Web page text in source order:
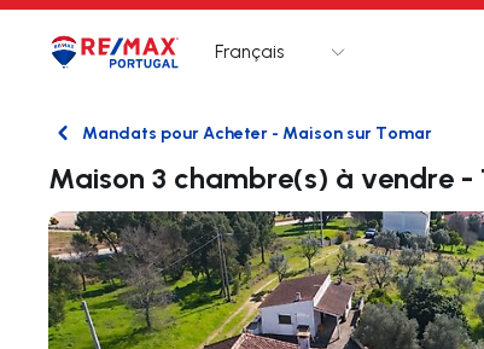
Logo Aller à la page d’accueil
Français
RetourMandats pour Acheter - Maison sur Tomar
Maison 3 chambre(s) à vendre -